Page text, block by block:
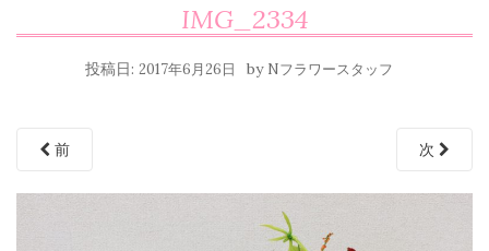
IMG_2334
投稿日: 2017年6月26日 by Nフラワースタッフ
前 次